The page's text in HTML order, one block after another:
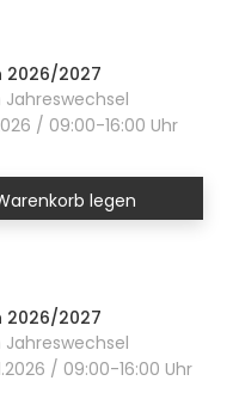
2026/2027
/ 09:00-16:00 Uhr
legen
2026/2027
/ 09:00-16:00 Uhr